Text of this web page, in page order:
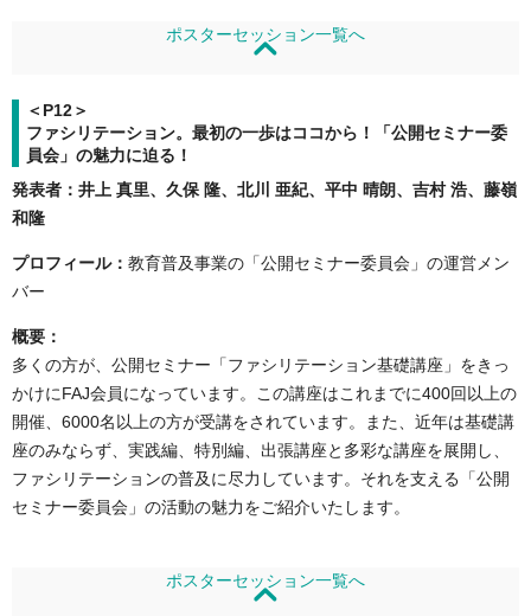
ポスターセッション一覧へ
＜P12＞
ファシリテーション。最初の一歩はココから！「公開セミナー委
員会」の魅力に迫る！
発表者：井上 真里、久保 隆、北川 亜紀、平中 晴朗、吉村 浩、藤嶺
和隆
プロフィール： 教育普及事業の「公開セミナー委員会」の運営メン
バー
概要：
多くの方が、公開セミナー「ファシリテーション基礎講座」をきっ
かけにFAJ会員になっています。この講座はこれまでに400回以上の
開催、6000名以上の方が受講をされています。また、近年は基礎講
座のみならず、実践編、特別編、出張講座と多彩な講座を展開し、
ファシリテーションの普及に尽力しています。それを支える「公開
セミナー委員会」の活動の魅力をご紹介いたします。
ポスターセッション一覧へ